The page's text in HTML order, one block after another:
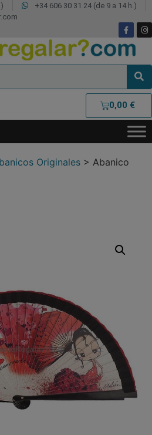
+34 606 30 31 24 (de 9 a 14 h.)
0,00 €
Originales > Abanico